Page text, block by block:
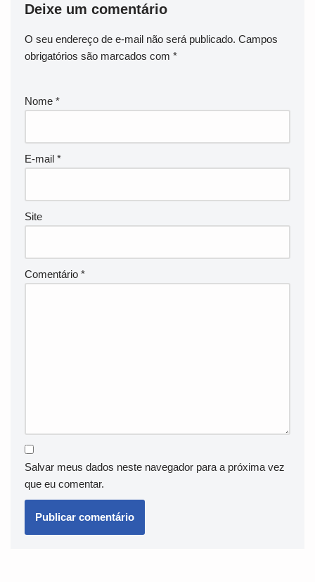
Deixe um comentário
O seu endereço de e-mail não será publicado. Campos
obrigatórios são marcados com *
Nome *
E-mail *
Site
Comentário *
Salvar meus dados neste navegador para a próxima vez
que eu comentar.